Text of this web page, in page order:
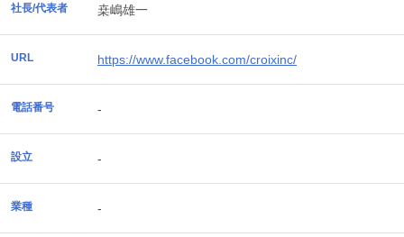
社長/代表者 桒嶋雄一
URL https://www.facebook.com/croixinc/
電話番号 -
設立 -
業種 -